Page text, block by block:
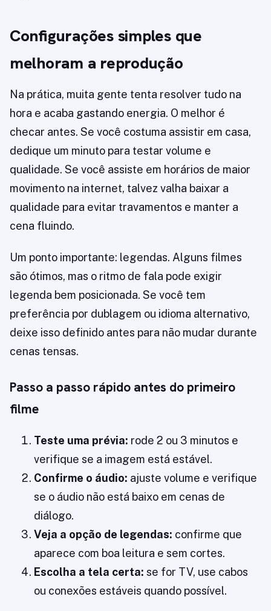
Configurações simples que
melhoram a reprodução
Na prática, muita gente tenta resolver tudo na
hora e acaba gastando energia. O melhor é
checar antes. Se você costuma assistir em casa,
dedique um minuto para testar volume e
qualidade. Se você assiste em horários de maior
movimento na internet, talvez valha baixar a
qualidade para evitar travamentos e manter a
cena fluindo.
Um ponto importante: legendas. Alguns filmes
são ótimos, mas o ritmo de fala pode exigir
legenda bem posicionada. Se você tem
preferência por dublagem ou idioma alternativo,
deixe isso definido antes para não mudar durante
cenas tensas.
Passo a passo rápido antes do primeiro
filme
Teste uma prévia: rode 2 ou 3 minutos e
verifique se a imagem está estável.
Confirme o áudio: ajuste volume e verifique
se o áudio não está baixo em cenas de
diálogo.
Veja a opção de legendas: confirme que
aparece com boa leitura e sem cortes.
Escolha a tela certa: se for TV, use cabos
ou conexões estáveis quando possível.